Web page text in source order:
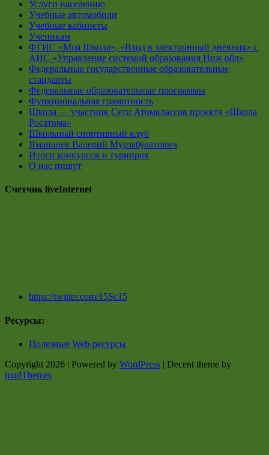
Услуги населению
Учебные автомобили
Учебные кабинеты
Ученикам
ФГИС «Моя Школа», «Вход в электронный дневник» с
АИС «Управление системой образования Ниж обл»
Федеральные государственные образовательные
стандарты
Федеральные образовательные программы
Функциональная грамотность
Школа — участник Сети Атомклассов проекта «Школа
Росатома»
Школьный спортивный клуб
Ямананев Валерий Мурзабулатович
Итоги конкурсов и турниров
О нас пишут
Счетчик liveInternet
https://twitter.com/15Sc15
Ресурсы:
Полезные Web-ресурсы
Copyright 2026 | Powered by WordPress | Decent theme by
mudThemes